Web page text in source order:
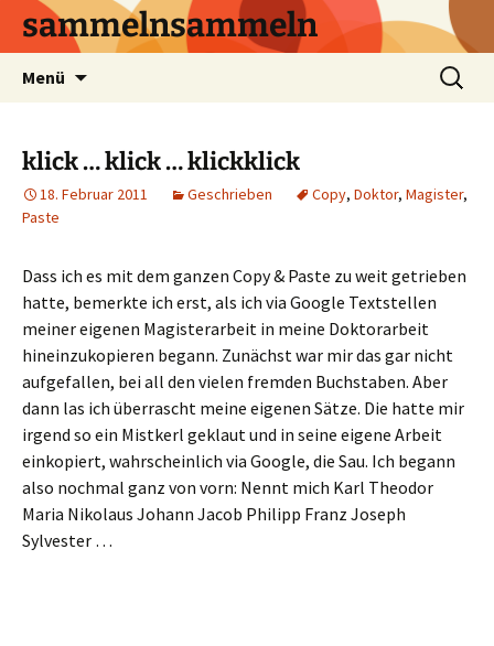
sammelnsammeln
Menü
Suchen
nach:
klick … klick … klickklick
18. Februar 2011 Geschrieben Copy, Doktor, Magister,
Paste
Dass ich es mit dem ganzen Copy & Paste zu weit getrieben
hatte, bemerkte ich erst, als ich via Google Textstellen
meiner eigenen Magisterarbeit in meine Doktorarbeit
hineinzukopieren begann. Zunächst war mir das gar nicht
aufgefallen, bei all den vielen fremden Buchstaben. Aber
dann las ich überrascht meine eigenen Sätze. Die hatte mir
irgend so ein Mistkerl geklaut und in seine eigene Arbeit
einkopiert, wahrscheinlich via Google, die Sau. Ich begann
also nochmal ganz von vorn: Nennt mich Karl Theodor
Maria Nikolaus Johann Jacob Philipp Franz Joseph
Sylvester …